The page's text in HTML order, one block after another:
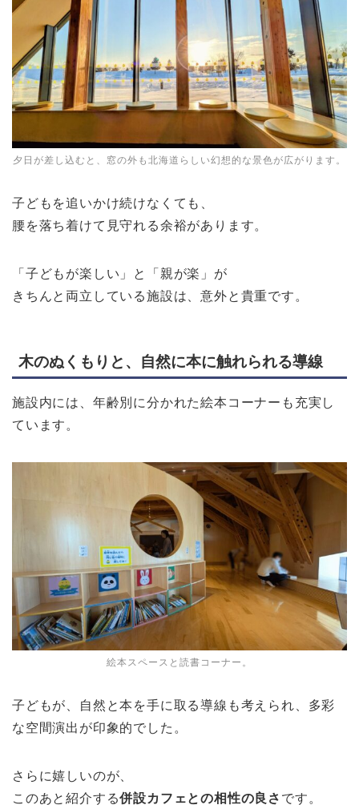
夕日が差し込むと、窓の外も北海道らしい幻想的な景色が広がります。
子どもを追いかけ続けなくても、
腰を落ち着けて見守れる余裕があります。
「子どもが楽しい」と「親が楽」が
きちんと両立している施設は、意外と貴重です。
木のぬくもりと、自然に本に触れられる導線
施設内には、年齢別に分かれた絵本コーナーも充実し
ています。
絵本スペースと読書コーナー。
子どもが、自然と本を手に取る導線も考えられ、多彩
な空間演出が印象的でした。
さらに嬉しいのが、
このあと紹介する併設カフェとの相性の良さ です。